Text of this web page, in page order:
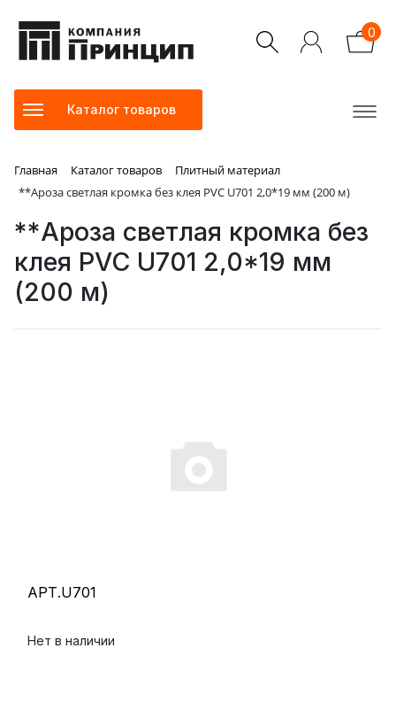
0
Каталог товаров
Главная Каталог товаров
Плитный материал
**Ароза светлая кромка без клея PVC U701 2,0*19 мм (200 м)
**Ароза светлая кромка без
клея PVC U701 2,0*19 мм
(200 м)
АРТ.U701
Нет в наличии